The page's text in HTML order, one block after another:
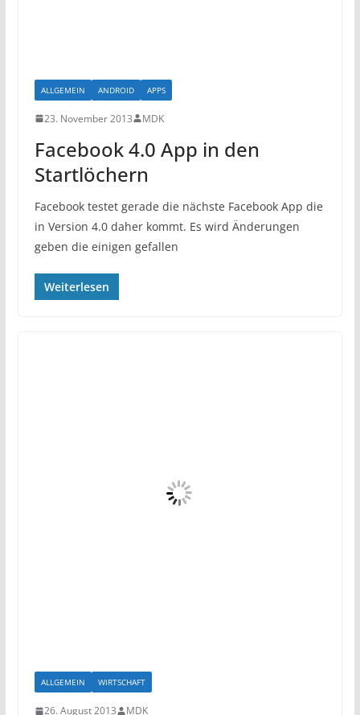
ALLGEMEIN ANDROID APPS
23. November 2013 MDK
Facebook 4.0 App in den
Startlöchern
Facebook testet gerade die nächste Facebook App die
in Version 4.0 daher kommt. Es wird Änderungen
geben die einigen gefallen
Weiterlesen
ALLGEMEIN WIRTSCHAFT
26. August 2013 MDK